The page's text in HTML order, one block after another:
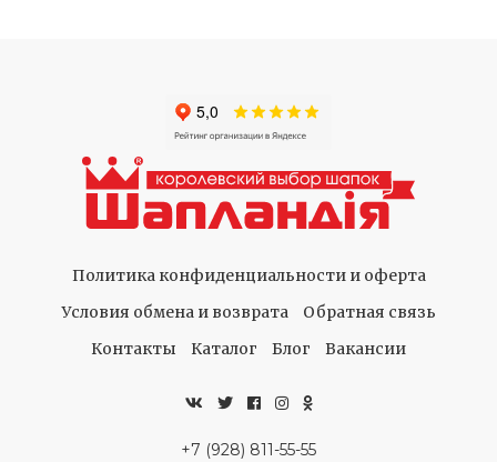
Политика конфиденциальности и оферта
Условия обмена и возврата
Обратная связь
Контакты
Каталог Блог Вакансии
+7 (928) 811-55-55